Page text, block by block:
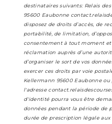
destinataires suivants: Relais
95600 Eaubonne
disposez de droits d’accès, de
portabilité, de limitation,
consentement à tout moment
réclamation auprès d’une
d’organiser le sort de vos
exercer ces droits par voie
Kellermann 95600 Eaubonne
l'adresse
d'identité pourra vous être
données pendant la période de
durée de prescription légale